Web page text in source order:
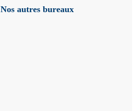
Nos autres bureaux